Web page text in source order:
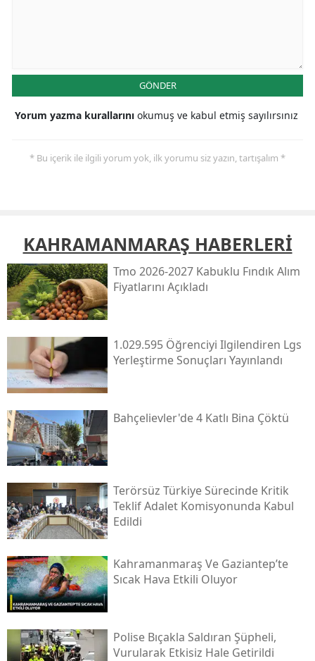
GÖNDER
Yorum yazma kurallarını okumuş ve kabul etmiş sayılırsınız
* Bu içerik ile ilgili yorum yok, ilk yorumu siz yazın, tartışalım *
KAHRAMANMARAŞ HABERLERİ
Tmo 2026-2027 Kabuklu Fındık Alım
Fiyatlarını Açıkladı
1.029.595 Öğrenciyi Ilgilendiren Lgs
Yerleştirme Sonuçları Yayınlandı
Bahçelievler'de 4 Katlı Bina Çöktü
Terörsüz Türkiye Sürecinde Kritik
Teklif Adalet Komisyonunda Kabul
Edildi
Kahramanmaraş Ve Gaziantep’te
Sıcak Hava Etkili Oluyor
Polise Bıçakla Saldıran Şüpheli,
Vurularak Etkisiz Hale Getirildi